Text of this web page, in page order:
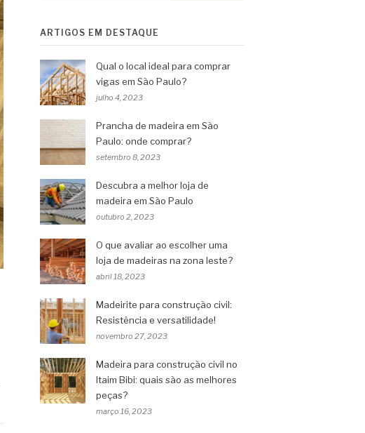
ARTIGOS EM DESTAQUE
Qual o local ideal para comprar
vigas em São Paulo?
julho 4, 2023
Prancha de madeira em São
Paulo: onde comprar?
setembro 8, 2023
Descubra a melhor loja de
madeira em São Paulo
outubro 2, 2023
O que avaliar ao escolher uma
loja de madeiras na zona leste?
abril 18, 2023
Madeirite para construção civil:
Resistência e versatilidade!
novembro 27, 2023
Madeira para construção civil no
Itaim Bibi: quais são as melhores
peças?
março 16, 2023